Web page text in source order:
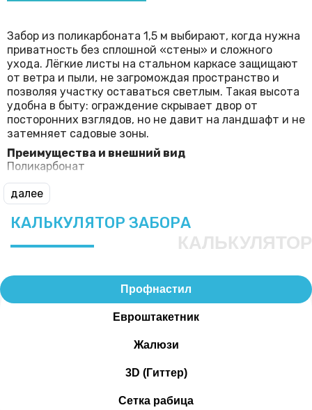
Забор из поликарбоната 1,5 м выбирают, когда нужна
приватность без сплошной «стены» и сложного
ухода. Лёгкие листы на стальном каркасе защищают
от ветра и пыли, не загромождая пространство и
позволяя участку оставаться светлым. Такая высота
удобна в быту: ограждение скрывает двор от
посторонних взглядов, но не давит на ландшафт и не
затемняет садовые зоны.
Преимущества и внешний вид
Поликарбонат
далее
КАЛЬКУЛЯТОР ЗАБОРА
КАЛЬКУЛЯТОР
Профнастил
Евроштакетник
Жалюзи
3D (Гиттер)
Сетка рабица